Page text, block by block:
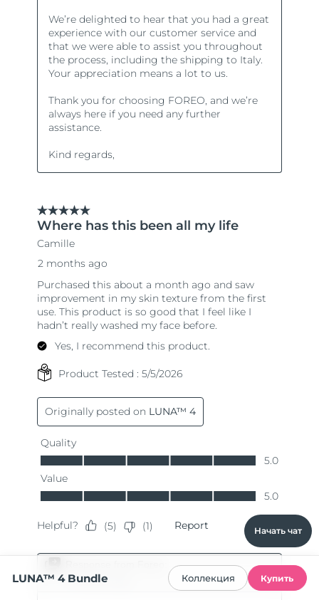
Начать чат
LUNA™ 4 Bundle Коллекция Купить